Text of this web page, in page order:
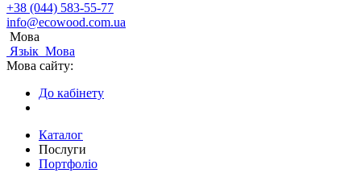
+38 (044) 583-55-77
info@ecowood.com.ua
Мова
Язьік Мова
Мова сайту:
До кабінету
Каталог
Послуги
Портфоліо